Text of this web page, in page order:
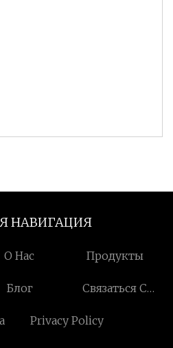
НАВИГАЦИЯ
О Нас Продукты
Блог
Связаться С
Privacy Policy